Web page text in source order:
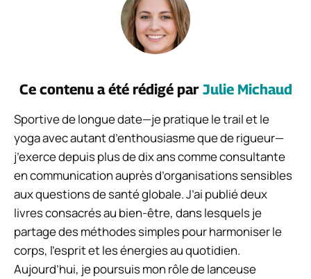
Ce contenu a été rédigé par Julie Michaud
Sportive de longue date—je pratique le trail et le
yoga avec autant d’enthousiasme que de rigueur—
j’exerce depuis plus de dix ans comme consultante
en communication auprès d’organisations sensibles
aux questions de santé globale. J’ai publié deux
livres consacrés au bien-être, dans lesquels je
partage des méthodes simples pour harmoniser le
corps, l’esprit et les énergies au quotidien.
Aujourd’hui, je poursuis mon rôle de lanceuse